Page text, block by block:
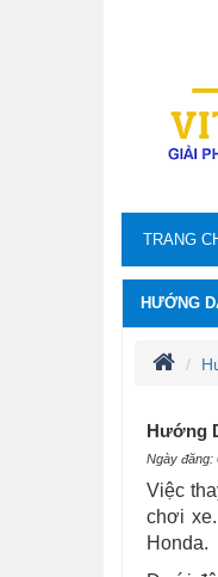
TRANG
HƯỚNG
Hướng
Ngày đăng:
Việc
chơi
Honda.